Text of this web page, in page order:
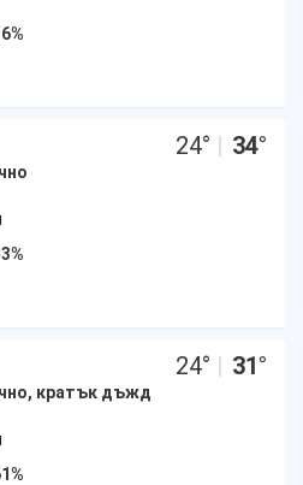
24° | 34°
кратък дъжд
24° | 31°